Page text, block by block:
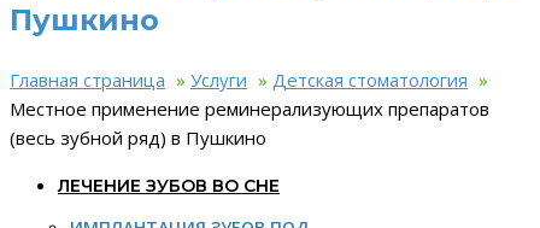
Пушкино
Главная страница » Услуги » Детская стоматология »
Местное применение реминерализующих препаратов
(весь зубной ряд) в Пушкино
ЛЕЧЕНИЕ ЗУБОВ ВО СНЕ